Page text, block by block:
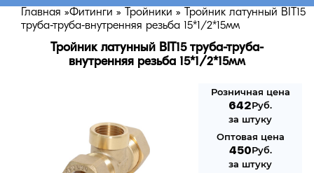
Главная »Фитинги » Тройники » Тройник латунный BIT15
труба-труба-внутренняя резьба 15*1/2*15мм
Тройник латунный BIT15 труба-труба-
внутренняя резьба 15*1/2*15мм
Розничная цена
642Руб.
за штуку
Оптовая цена
450Руб.
за штуку